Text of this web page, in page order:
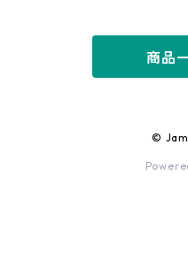
商品
©